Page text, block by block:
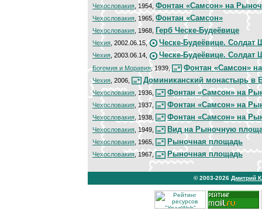
Чехословакия , 1954, Фонтан «Самсон» на
Чехословакия , 1965, Фонтан «Самсон»
Чехословакия , 1968, Герб Ческе-Будеёвице
Чехия , 2002.06.15, Ческе-Будеёвице. Солдат
Чехия , 2003.06.14, Ческе-Будеёвице. Солдат
Богемия и Моравия, 1939, Фонтан «Самсон»
Чехия , 2006, Доминиканский монастырь в
Чехословакия , 1936, Фонтан «Самсон» на
Чехословакия , 1937, Фонтан «Самсон» на
Чехословакия , 1938, Фонтан «Самсон» на
Чехословакия , 1949, Вид на Рыночную
Чехословакия , 1965, Рыночная площадь
Чехословакия , 1967, Рыночная площадь
© 2003-2026 Дмитрий